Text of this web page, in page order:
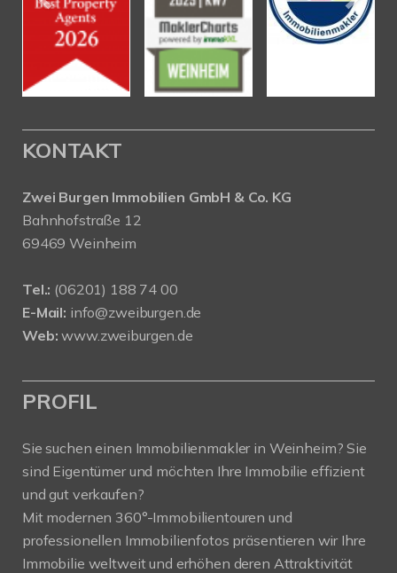
KONTAKT
Zwei Burgen Immobilien GmbH & Co. KG
Bahnhofstraße 12
69469 Weinheim
Tel.: (06201) 188 74 00
E-Mail: info@zweiburgen.de
Web: www.zweiburgen.de
PROFIL
Sie suchen einen Immobilienmakler in Weinheim? Sie
sind Eigentümer und möchten Ihre Immobilie effizient
und gut verkaufen?
Mit modernen 360°-Immobilientouren und
professionellen Immobilienfotos präsentieren wir Ihre
Immobilie weltweit und erhöhen deren Attraktivität